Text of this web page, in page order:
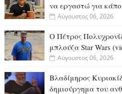
να εργαστώ για
Αύγουστος 06, 2026
Ο Πέτρος
μπλούζα Star Wars
Αύγουστος 06, 2026
Βλαδίμηρος
δημιούργημα του